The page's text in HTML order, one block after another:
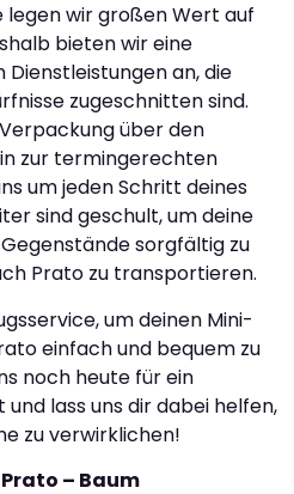
legen wir großen Wert auf
bieten wir eine
an, die
zugeschnitten sind.
über den
zur termingerechten
um jeden Schritt deines
sind geschult, um deine
sorgfältig zu
Prato zu transportieren.
um deinen Mini-
einfach und bequem zu
noch heute für ein
lass uns dir dabei helfen,
zu verwirklichen!
– Baum